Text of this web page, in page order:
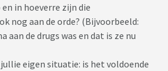
in hoeverre zijn die
nog aan de orde? (Bijvoorbeeld:
aan de drugs was en dat is ze nu
eigen situatie: is het voldoende